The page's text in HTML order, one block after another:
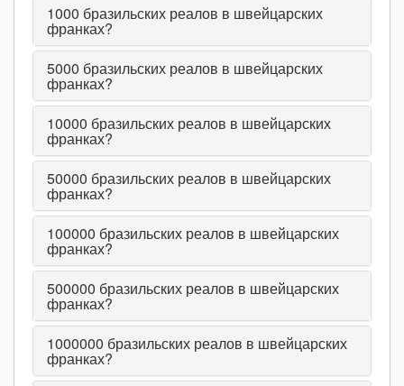
1000 бразильских реалов в швейцарских
франках?
5000 бразильских реалов в швейцарских
франках?
10000 бразильских реалов в швейцарских
франках?
50000 бразильских реалов в швейцарских
франках?
100000 бразильских реалов в швейцарских
франках?
500000 бразильских реалов в швейцарских
франках?
1000000 бразильских реалов в швейцарских
франках?